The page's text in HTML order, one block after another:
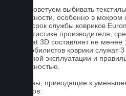
5. Не советуем выбивать
поверхности, особенно в мокром
Какой срок службы ковриков
По статистике производителя,
Euromat 3D составляет не менее
автомобилистов коврики служат
бережной эксплуатации и
поверхностью.
Причины, приводящие к
ковриков: